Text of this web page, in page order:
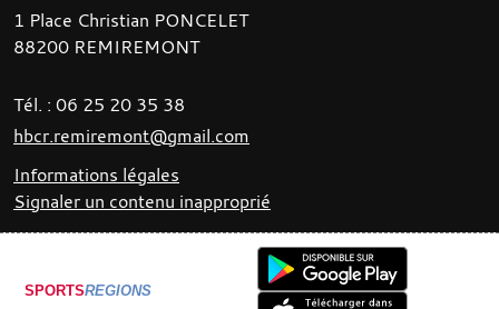
1 Place Christian PONCELET
88200 REMIREMONT
Tél. : 06 25 20 35 38
hbcr.remiremont@gmail.com
Informations légales
Signaler un contenu inapproprié
SPORTSREGIONS